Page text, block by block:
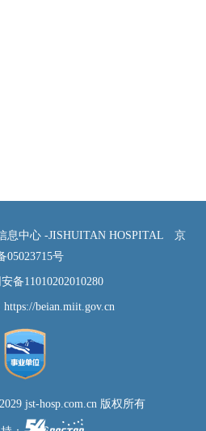
息中心 -JISHUITAN HOSPITAL
京
05023715号
备11010202010280
https://beian.miit.gov.cn
jst-hosp.com.cn 版权所有